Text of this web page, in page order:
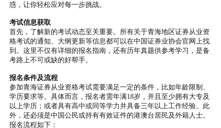
惑，让你轻松应对每一步挑战。
考试信息获取
首先，了解新的考试动态至关重要。所有关于青海地区证券从业资
格考试的通知、大纲更新等信息都可以在中国证券业协会官网上找
到。这里不仅有详细的报名指南，还有历年真题供参考学习，是备
考路上不可或缺的好帮手。
报名条件及流程
参加青海证券从业资格考试需要满足一定的条件，比如年龄限制、
学历要求等。具体而言，报名者需年满18岁，并且至少拥有大专及
以上学历；或者具有高中或同等学力并具备三年以上工作经验。此
外，还必须是中国公民或持有有效证件的港澳台居民及外籍人士。
报名流程如下：